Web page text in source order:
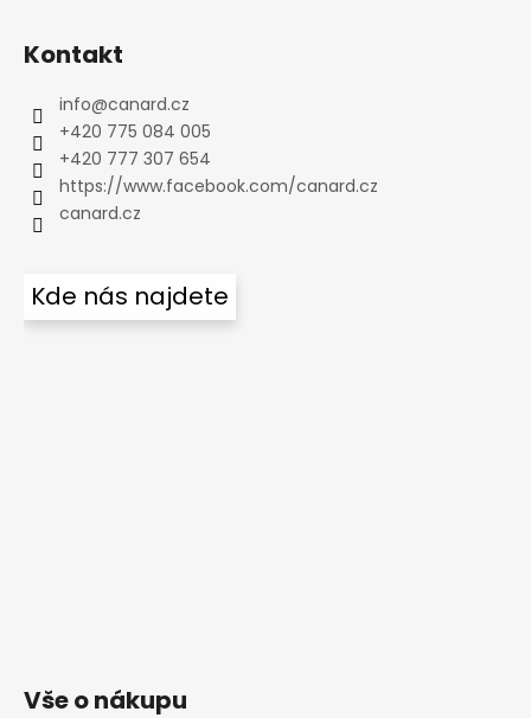
Kontakt
info@canard.cz
+420 775 084 005
+420 777 307 654
https://www.facebook.com/canard.cz
canard.cz
Kde nás najdete
Vše o nákupu